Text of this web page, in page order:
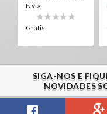
Nvía
Grátis
SIGA-NOS E
NOVIDADES